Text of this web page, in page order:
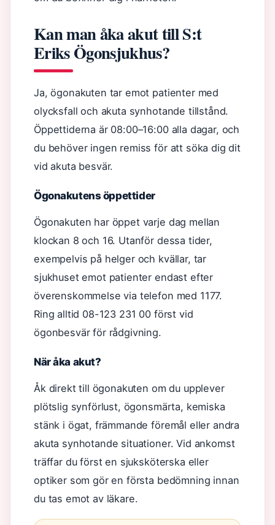
Kan man åka akut till S:t
Eriks Ögonsjukhus?
Ja, ögonakuten tar emot patienter med
olycksfall och akuta synhotande tillstånd.
Öppettiderna är 08:00–16:00 alla dagar, och
du behöver ingen remiss för att söka dig dit
vid akuta besvär.
Ögonakutens öppettider
Ögonakuten har öppet varje dag mellan
klockan 8 och 16. Utanför dessa tider,
exempelvis på helger och kvällar, tar
sjukhuset emot patienter endast efter
överenskommelse via telefon med 1177.
Ring alltid 08-123 231 00 först vid
ögonbesvär för rådgivning.
När åka akut?
Åk direkt till ögonakuten om du upplever
plötslig synförlust, ögonsmärta, kemiska
stänk i ögat, främmande föremål eller andra
akuta synhotande situationer. Vid ankomst
träffar du först en sjuksköterska eller
optiker som gör en första bedömning innan
du tas emot av läkare.